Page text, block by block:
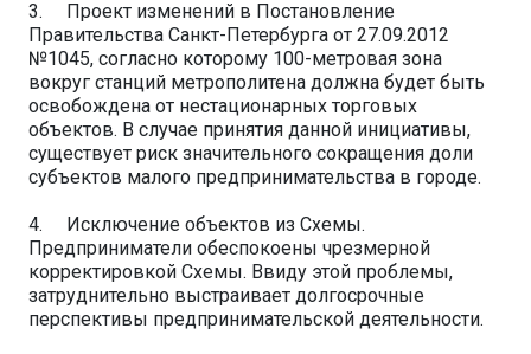
3. Проект изменений в Постановление
Правительства Санкт-Петербурга от 27.09.2012
№1045, согласно которому 100-метровая зона
вокруг станций метрополитена должна будет быть
освобождена от нестационарных торговых
объектов. В случае принятия данной инициативы,
существует риск значительного сокращения доли
субъектов малого предпринимательства в городе.
4. Исключение объектов из Схемы.
Предприниматели обеспокоены чрезмерной
корректировкой Схемы. Ввиду этой проблемы,
затруднительно выстраивает долгосрочные
перспективы предпринимательской деятельности.